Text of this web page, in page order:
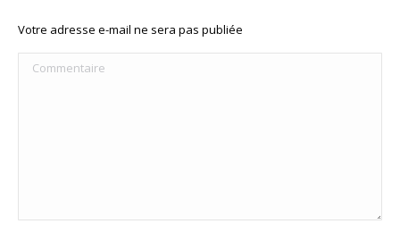
Votre adresse e-mail ne sera pas publiée
Commentaire